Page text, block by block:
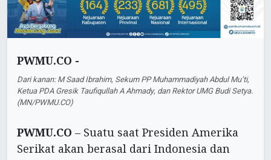
PWMU.CO -
Dari kanan: M Saad Ibrahim, Sekum PP Muhammadiyah Abdul Mu’ti,
Ketua PDA Gresik Taufiqullah A Ahmady, dan Rektor UMG Budi Setya.
(MN/PWMU.CO)
PWMU.CO – Suatu saat Presiden Amerika
Serikat akan berasal dari Indonesia dan